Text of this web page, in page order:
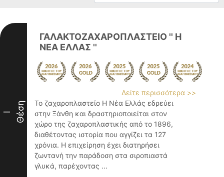
I Θέση
ΓΑΛΑΚΤΟΖΑΧΑΡΟΠΛΑΣΤΕΙΟ '' Η
ΝΕΑ ΕΛΛΑΣ ''
Δείτε περισσότερα >>
Το ζαχαροπλαστείο Η Νέα Ελλάς εδρεύει
στην Ξάνθη και δραστηριοποιείται στον
χώρο της ζαχαροπλαστικής από το 1896,
διαθέτοντας ιστορία που αγγίζει τα 127
χρόνια. Η επιχείρηση έχει διατηρήσει
ζωντανή την παράδοση στα σιροπιαστά
γλυκά, παρέχοντας ...